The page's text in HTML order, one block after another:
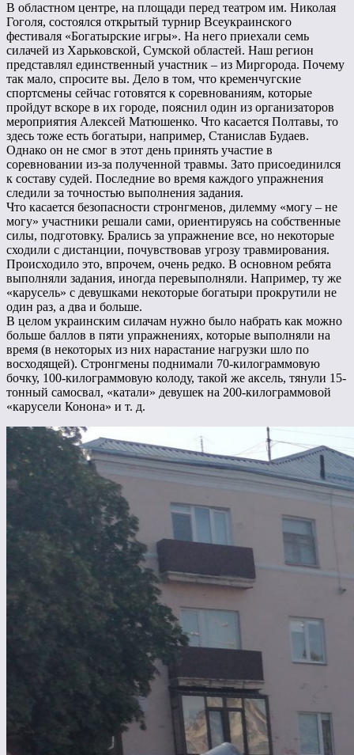
В областном центре, на площади перед театром им. Николая
Гоголя, состоялся открытый турнир Всеукраинского
фестиваля «Богатырские игры». На него приехали семь
силачей из Харьковской, Сумской областей. Наш регион
представлял единственный участник – из Миргорода. Почему
так мало, спросите вы. Дело в том, что кременчугские
спортсмены сейчас готовятся к соревнованиям, которые
пройдут вскоре в их городе, пояснил один из организаторов
мероприятия Алексей Матюшенко. Что касается Полтавы, то
здесь тоже есть богатыри, например, Станислав Будаев.
Однако он не смог в этот день принять участие в
соревновании из-за полученной травмы. Зато присоединился
к составу судей. Последние во время каждого упражнения
следили за точностью выполнения задания.
Что касается безопасности стронгменов, дилемму «могу – не
могу» участники решали сами, ориентируясь на собственные
силы, подготовку. Брались за упражнение все, но некоторые
сходили с дистанции, почувствовав угрозу травмирования.
Происходило это, впрочем, очень редко. В основном ребята
выполняли задания, иногда перевыполняли. Например, ту же
«карусель» с девушками некоторые богатыри прокрутили не
один раз, а два и больше.
В целом украинским силачам нужно было набрать как можно
больше баллов в пяти упражнениях, которые выполняли на
время (в некоторых из них нарастание нагрузки шло по
восходящей). Стронгмены поднимали 70-килограммовую
бочку, 100-килограммовую колоду, такой же аксель, тянули 15-
тонный самосвал, «катали» девушек на 200-килограммовой
«карусели Конона» и т. д.